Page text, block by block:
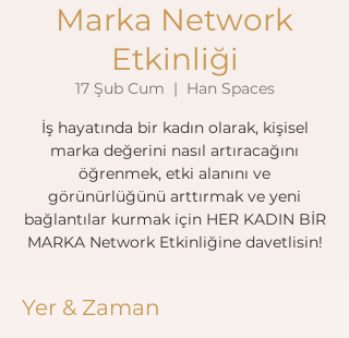
Marka Network
Etkinliği
17 Şub Cum
  |
Han Spaces
İş hayatında bir kadın olarak, kişisel
marka değerini nasıl artıracağını
öğrenmek, etki alanını ve
görünürlüğünü arttırmak ve yeni
bağlantılar kurmak için HER KADIN BİR
MARKA Network Etkinliğine davetlisin!
Yer & Zaman